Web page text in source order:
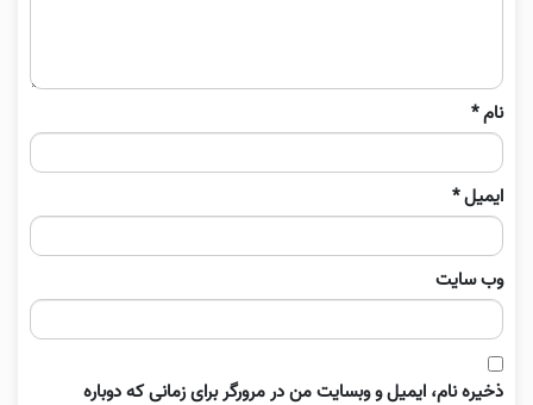
نام*
ایمیل*
وب‌ سایت
ذخیره نام، ایمیل و وبسایت من در مرورگر برای زمانی که دوباره